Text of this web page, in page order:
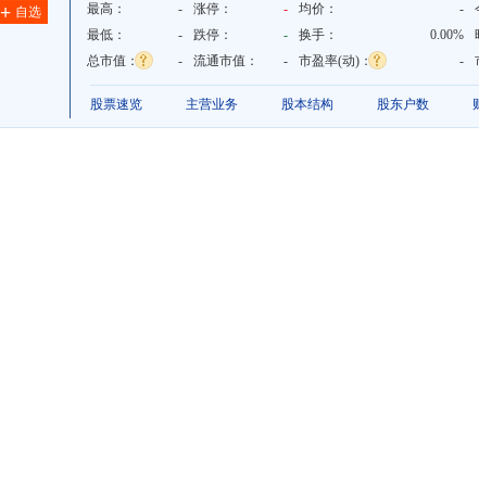
+ 自选 最高： - 涨停： - 均价： -
最低：
- 跌停： - 换手： 0.00%
总市值：
- 流通市值： - 市盈率(动)： -
股票速览 主营业务 股本结构 股东户数